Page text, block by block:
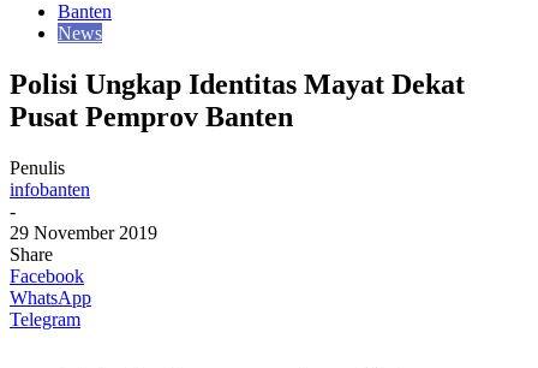
Banten
News
Polisi Ungkap Identitas Mayat Dekat
Pusat Pemprov Banten
Penulis
infobanten
-
29 November 2019
Share
Facebook
WhatsApp
Telegram